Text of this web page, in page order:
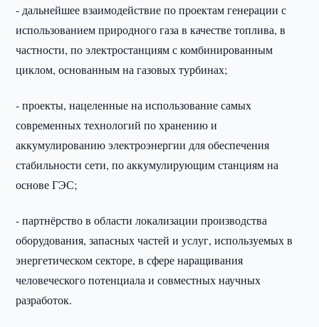
- дальнейшее взаимодействие по проектам генерации с
использованием природного газа в качестве топлива, в
частности, по электростанциям с комбинированным
циклом, основанным на газовых турбинах;
- проекты, нацеленные на использование самых
современных технологий по хранению и
аккумулированию электроэнергии для обеспечения
стабильности сети, по аккумулирующим станциям на
основе ГЭС;
- партнёрство в области локализации производства
оборудования, запасных частей и услуг, используемых в
энергетическом секторе, в сфере наращивания
человеческого потенциала и совместных научных
разработок.